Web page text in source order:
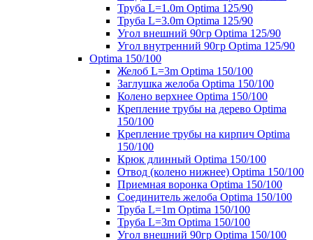
Труба L=1.0m Optima 125/90
Труба L=3.0m Optima 125/90
Угол внешний 90гр Optima 125/90
Угол внутренний 90гр Optima 125/90
Optima 150/100
Желоб L=3m Optima 150/100
Заглушка желоба Optima 150/100
Колено верхнее Optima 150/100
Крепление трубы на дерево Optima
150/100
Крепление трубы на кирпич Optima
150/100
Крюк длинный Optima 150/100
Отвод (колено нижнее) Optima 150/100
Приемная воронка Optima 150/100
Соединитель желоба Optima 150/100
Труба L=1m Optima 150/100
Труба L=3m Optima 150/100
Угол внешний 90гр Optima 150/100